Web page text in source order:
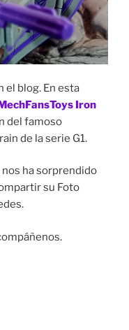
el blog. En esta
Iron
del famoso
de la serie G1.
nos ha sorprendido
su Foto